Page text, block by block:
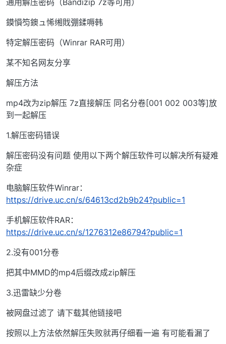
鏌愪笉鐭ュ悕缃戝弸鍒嗕韩
特定解压密码（Winrar RAR可用）
某不知名网友分享
解压方法
mp4改为zip解压 7z直接解压 同名分卷[001 002 003等]放
到一起解压
1.解压密码错误
解压密码没有问题 使用以下两个解压软件可以解决所有疑难
杂症
电脑解压软件Winrar：
https://drive.uc.cn/s/64613cd2b9b24?public=1
手机解压软件RAR：
https://drive.uc.cn/s/1276312e86794?public=1
2.没有001分卷
把其中MMD的mp4后缀改成zip解压
3.迅雷缺少分卷
被网盘过滤了 请下载其他链接吧
按照以上方法依然解压失败就再仔细看一遍 有可能看漏了